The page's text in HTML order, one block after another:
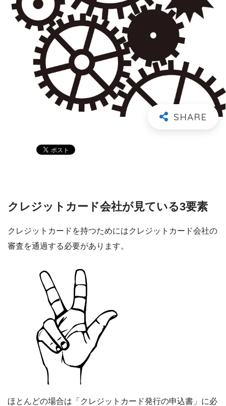
クレジットカード会社が見ている3要素
クレジットカードを持つためにはクレジットカード会社の
審査を通過する必要があります。
ほとんどの場合は「クレジットカード発行の申込書」に必